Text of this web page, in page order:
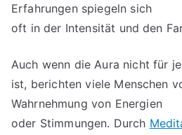
Erfahrungen spiegeln sich
oft in der Intensität und den
Auch wenn die Aura nicht für
ist, berichten viele Menschen
Wahrnehmung von Energien
oder Stimmungen. Durch